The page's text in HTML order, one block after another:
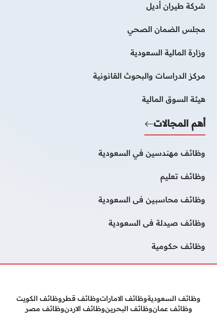
شركة طيران أديل
مجلس الضمان الصحي
وزارة المالية السعودية
مركز الدراسات والبحوث القانونية
هيئة السوق المالية
أهم المجالات
وظائف مهندسين في السعودية
وظائف تعليم
وظائف محاسبين فى السعودية
وظائف صيدلة فى السعودية
وظائف حكومية
وظائف السعوديةوظائف الاماراتوظائف قطروظائف الكويت
وظائف عمانوظائف البحرينوظائف الاردنوظائف مصر